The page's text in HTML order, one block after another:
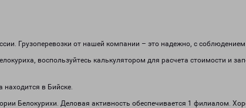
Грузоперевозки от нашей компании – это надежно, с
воспользуйтесь калькулятором для расчета стоимости и
в Бийске.
Белокурихи. Деловая активность обеспечивается 1 филиалом.